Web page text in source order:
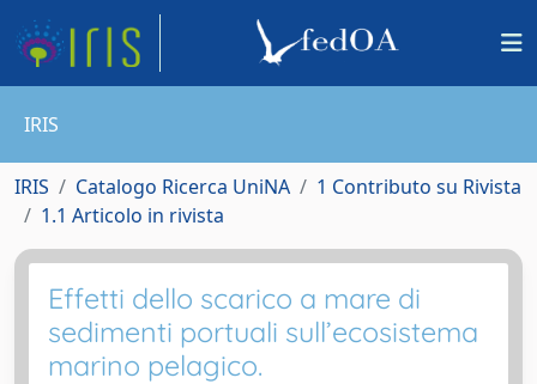
IRIS
IRIS Catalogo Ricerca UniNA
1 Contributo su Rivista
1.1 Articolo in rivista
Effetti dello scarico a mare di
sedimenti portuali sull’ecosistema
marino pelagico.